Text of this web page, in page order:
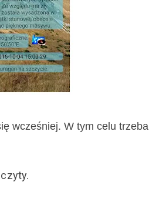
wcześniej. W tym celu trzeba